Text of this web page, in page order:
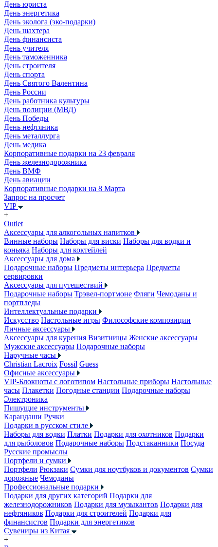
День юриста
День энергетика
День эколога (эко-подарки)
День шахтера
День финансиста
День учителя
День таможенника
День строителя
День спорта
День Святого Валентина
День России
День работника культуры
День полиции (МВД)
День Победы
День нефтяника
День металлурга
День медика
Корпоративные подарки на 23 февраля
День железнодорожника
День ВМФ
День авиации
Корпоративные подарки на 8 Марта
Запрос на просчет
VIP
+
Outlet
Аксессуары для алкогольных напитков
Винные наборы Наборы для виски Наборы для водки и
коньяка Наборы для коктейлей
Аксессуары для дома
Подарочные наборы Предметы интерьера Предметы
сервировки
Аксессуары для путешествий
Подарочные наборы Трэвел-портмоне Фляги Чемоданы и
портпледы
Интеллектуальные подарки
Искусство Настольные игры Философские композиции
Личные аксессуары
Аксессуары для курения Визитницы Женские аксессуары
Мужские аксессуары Подарочные наборы
Наручные часы
Christian Lacroix Fossil Guess
Офисные аксессуары
VIP-Блокноты с логотипом Настольные приборы Настольные
часы Плакетки Погодные станции Подарочные наборы
Электроника
Пишущие инструменты
Карандаши Ручки
Подарки в русском стиле
Наборы для водки Платки Подарки для охотников Подарки
для рыболовов Подарочные наборы Подстаканники Посуда
Русские промыслы
Портфели и сумки
Портфели Рюкзаки Сумки для ноутбуков и документов Сумки
дорожные Чемоданы
Профессиональные подарки
Подарки для других категорий Подарки для
железнодорожников Подарки для музыкантов Подарки для
нефтяников Подарки для строителей Подарки для
финансистов Подарки для энергетиков
Сувениры из Китая
+